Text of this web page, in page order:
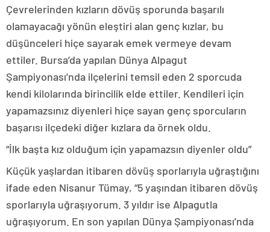
Çevrelerinden kızların dövüş sporunda başarılı
olamayacağı yönün eleştiri alan genç kızlar, bu
düşünceleri hiçe sayarak emek vermeye devam
ettiler. Bursa’da yapılan Dünya Alpagut
Şampiyonası’nda ilçelerini temsil eden 2 sporcuda
kendi kilolarında birincilik elde ettiler. Kendileri için
yapamazsınız diyenleri hiçe sayan genç sporcuların
başarısı ilçedeki diğer kızlara da örnek oldu.
“İlk başta kız olduğum için yapamazsın diyenler oldu”
Küçük yaşlardan itibaren dövüş sporlarıyla uğraştığını
ifade eden Nisanur Tümay, “5 yaşından itibaren dövüş
sporlarıyla uğraşıyorum. 3 yıldır ise Alpagutla
uğraşıyorum. En son yapılan Dünya Şampiyonası’nda